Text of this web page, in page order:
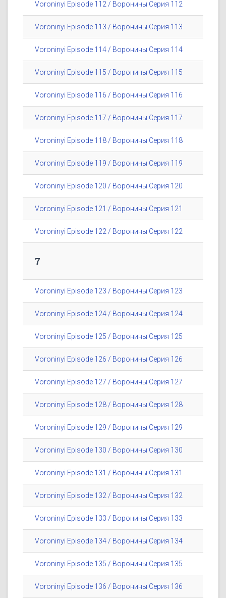
Voroninyi Episode 112 / Воронины Серия 112
Voroninyi Episode 113 / Воронины Серия 113
Voroninyi Episode 114 / Воронины Серия 114
Voroninyi Episode 115 / Воронины Серия 115
Voroninyi Episode 116 / Воронины Серия 116
Voroninyi Episode 117 / Воронины Серия 117
Voroninyi Episode 118 / Воронины Серия 118
Voroninyi Episode 119 / Воронины Серия 119
Voroninyi Episode 120 / Воронины Серия 120
Voroninyi Episode 121 / Воронины Серия 121
Voroninyi Episode 122 / Воронины Серия 122
7
Voroninyi Episode 123 / Воронины Серия 123
Voroninyi Episode 124 / Воронины Серия 124
Voroninyi Episode 125 / Воронины Серия 125
Voroninyi Episode 126 / Воронины Серия 126
Voroninyi Episode 127 / Воронины Серия 127
Voroninyi Episode 128 / Воронины Серия 128
Voroninyi Episode 129 / Воронины Серия 129
Voroninyi Episode 130 / Воронины Серия 130
Voroninyi Episode 131 / Воронины Серия 131
Voroninyi Episode 132 / Воронины Серия 132
Voroninyi Episode 133 / Воронины Серия 133
Voroninyi Episode 134 / Воронины Серия 134
Voroninyi Episode 135 / Воронины Серия 135
Voroninyi Episode 136 / Воронины Серия 136